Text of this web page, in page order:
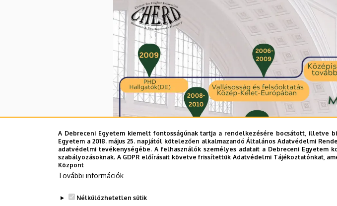
A Debreceni Egyetem kiemelt fontosságúnak tartja a rendelkezésére bocsátott, illetve
Egyetem a 2018. május 25. napjától kötelezően alkalmazandó Általános Adatvédelmi
adatvédelmi tevékenységébe. A felhasználók személyes adatait a Debreceni
szabályozásoknak. A GDPR előírásait követve frissítettük Adatvédelmi Tájékoztatónkat,
Központ
További információk
Nélkülözhetetlen sütik